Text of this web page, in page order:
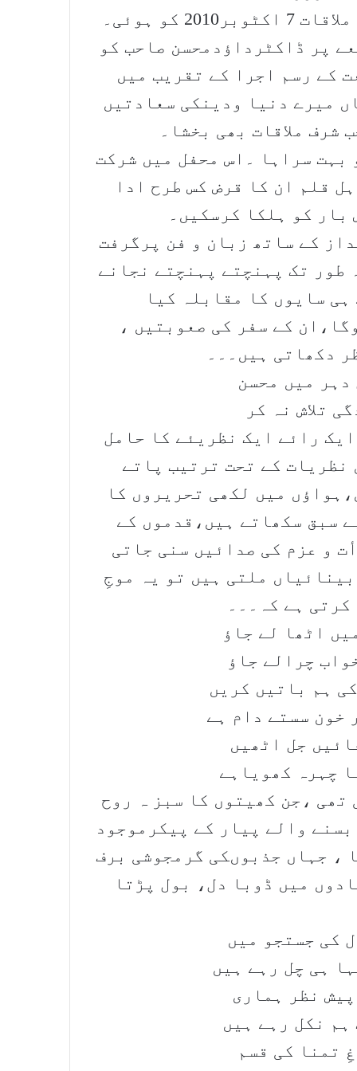
ڈاکٹرداؤدمحسن سے میری پہلی بات و ملاقات 7 اکٹوبر2010 کو ہوئی۔
پر ڈاکٹرداؤدمحسن صاحب کو
کے رسم اجرا کے تقریب میں
میرے دنیا ودینکی سعادتیں
شرف ملاقات بھی بخشا۔
بہت سراہا ۔اس محفل میں شرکت
قلم ان کا قرض کس طرح ادا
کو ہلکا کرسکیں۔
کے ساتھ زبان و فن پرگرفت
طور تک پہنچتے پہنچتے نجانے
سایوں کا مقابلہ کیا
کے سفر کی صعوبتیں ،
دکھاتی ہیں۔۔۔
دہر میں محسن
تلاش نہ کر
رائے ایک نظریئے کا حامل
نظریات کے تحت ترتیب پاتے
میں لکھی تحریروں کا
سبق سکھاتے ہیں،قدموں کے
و عزم کی صدائیں سنی جاتی
ملتی ہیں تو یہ موجِ
کرتی ہے کہ۔۔۔
اٹھا لے جاؤ
چرالے جاؤ
ہم باتیں کریں
خون سستے دام ہے
جل اٹھیں
چہرہ کھویاہے
تھی ،جن کھیتوں کا سبز ہ روح
والے پیار کے پیکرموجود
، جہاں جذبوںکی گرمجوشی برف
میں ڈوبا دل، بول پڑتا
کی جستجو میں
ہی چل رہے ہیں
نظر ہماری
ہم نکل رہے ہیں
تمنا کی قسم